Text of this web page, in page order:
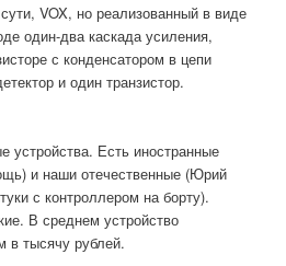
VOX, но реализованный в виде
один-два каскада усиления,
с конденсатором в цепи
и один транзистор.
устройства. Есть иностранные
и наши отечественные (Юрий
с контроллером на борту).
В среднем устройство
в тысячу рублей.